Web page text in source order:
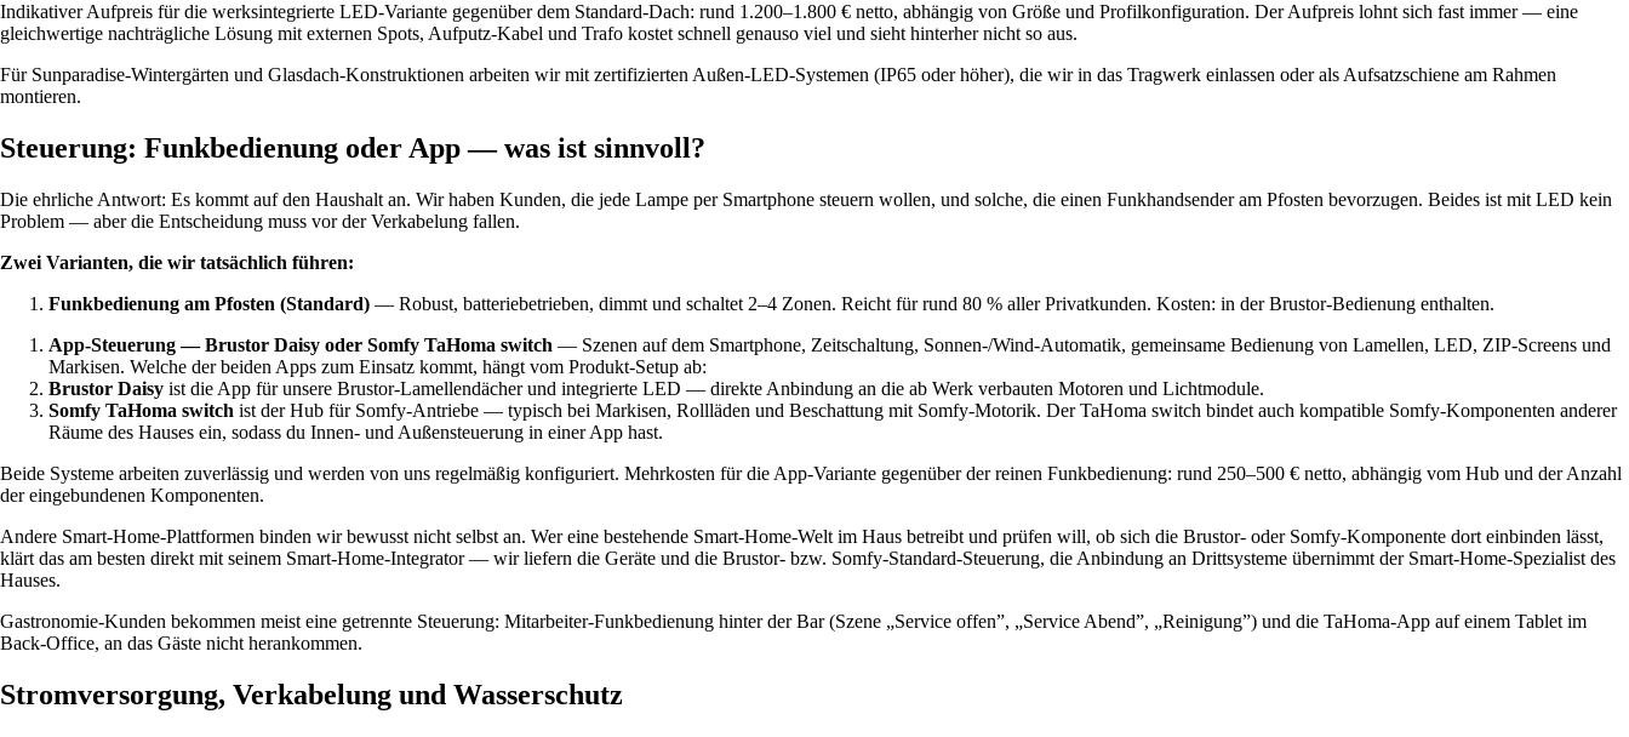
Indikativer Aufpreis für die werksintegrierte LED-Variante gegenüber dem Standard-Dach: rund 1.200–1.800 € netto, abhängig von Größe und Profilkonfiguration. Der Aufpreis lohnt sich fast immer — eine
gleichwertige nachträgliche Lösung mit externen Spots, Aufputz-Kabel und Trafo kostet schnell genauso viel und sieht hinterher nicht so aus.
Für Sunparadise-Wintergärten und Glasdach-Konstruktionen arbeiten wir mit zertifizierten Außen-LED-Systemen (IP65 oder höher), die wir in das Tragwerk einlassen oder als Aufsatzschiene am Rahmen
montieren.
Steuerung: Funkbedienung oder App — was ist sinnvoll?
Die ehrliche Antwort: Es kommt auf den Haushalt an. Wir haben Kunden, die jede Lampe per Smartphone steuern wollen, und solche, die einen Funkhandsender am Pfosten bevorzugen. Beides ist mit LED kein
Problem — aber die Entscheidung muss vor der Verkabelung fallen.
Zwei Varianten, die wir tatsächlich führen:
Funkbedienung am Pfosten (Standard) — Robust, batteriebetrieben, dimmt und schaltet 2–4 Zonen. Reicht für rund 80 % aller Privatkunden. Kosten: in der Brustor-Bedienung enthalten.
App-Steuerung — Brustor Daisy oder Somfy TaHoma switch — Szenen auf dem Smartphone, Zeitschaltung, Sonnen-/Wind-Automatik, gemeinsame Bedienung von Lamellen, LED, ZIP-Screens und
Markisen. Welche der beiden Apps zum Einsatz kommt, hängt vom Produkt-Setup ab:
Brustor Daisy ist die App für unsere Brustor-Lamellendächer und integrierte LED — direkte Anbindung an die ab Werk verbauten Motoren und Lichtmodule.
Somfy TaHoma switch ist der Hub für Somfy-Antriebe — typisch bei Markisen, Rollläden und Beschattung mit Somfy-Motorik. Der TaHoma switch bindet auch kompatible Somfy-Komponenten anderer
Räume des Hauses ein, sodass du Innen- und Außensteuerung in einer App hast.
Beide Systeme arbeiten zuverlässig und werden von uns regelmäßig konfiguriert. Mehrkosten für die App-Variante gegenüber der reinen Funkbedienung: rund 250–500 € netto, abhängig vom Hub und der Anzahl
der eingebundenen Komponenten.
Andere Smart-Home-Plattformen binden wir bewusst nicht selbst an. Wer eine bestehende Smart-Home-Welt im Haus betreibt und prüfen will, ob sich die Brustor- oder Somfy-Komponente dort einbinden lässt,
klärt das am besten direkt mit seinem Smart-Home-Integrator — wir liefern die Geräte und die Brustor- bzw. Somfy-Standard-Steuerung, die Anbindung an Drittsysteme übernimmt der Smart-Home-Spezialist des
Hauses.
Gastronomie-Kunden bekommen meist eine getrennte Steuerung: Mitarbeiter-Funkbedienung hinter der Bar (Szene „Service offen”, „Service Abend”, „Reinigung”) und die TaHoma-App auf einem Tablet im
Back-Office, an das Gäste nicht herankommen.
Stromversorgung, Verkabelung und Wasserschutz